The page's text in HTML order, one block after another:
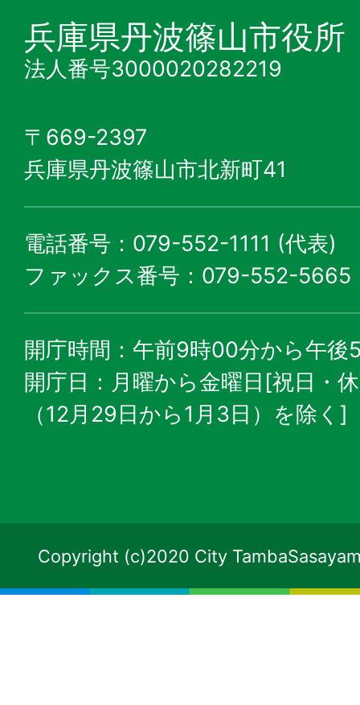
兵庫県丹波篠山市役所
法人番号3000020282219
〒669-2397
兵庫県丹波篠山市北新町41
電話番号：079-552-1111 (代表)
ファックス番号：079-552-5665
開庁時間：午前9時00分から午後
開庁日：月曜から金曜日[祝日・
（12月29日から1月3日）を除く]
Copyright (c)2020 City